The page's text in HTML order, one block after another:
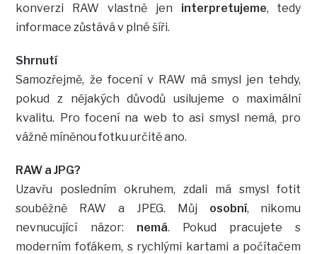
konverzi RAW vlastně jen interpretujeme, tedy
informace zůstává v plné šíři.
Shrnutí
Samozřejmě, že focení v RAW má smysl jen tehdy,
pokud z nějakých důvodů usilujeme o maximální
kvalitu. Pro focení na web to asi smysl nemá, pro
vážně míněnou fotku určitě ano.
RAW a JPG?
Uzavřu posledním okruhem, zdali má smysl fotit
souběžně RAW a JPEG. Můj osobní, nikomu
nevnucující názor: nemá. Pokud pracujete s
moderním foťákem, s rychlými kartami a počítačem